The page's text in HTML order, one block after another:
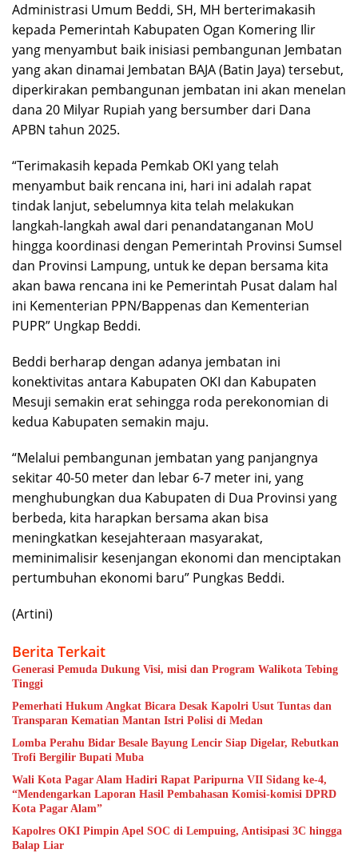
Administrasi Umum Beddi, SH, MH berterimakasih
kepada Pemerintah Kabupaten Ogan Komering Ilir
yang menyambut baik inisiasi pembangunan Jembatan
yang akan dinamai Jembatan BAJA (Batin Jaya) tersebut,
diperkirakan pembangunan jembatan ini akan menelan
dana 20 Milyar Rupiah yang bersumber dari Dana
APBN tahun 2025.
“Terimakasih kepada Pemkab OKI yang telah
menyambut baik rencana ini, hari ini adalah rapat
tindak lanjut, sebelumnya kita telah melakukan
langkah-langkah awal dari penandatanganan MoU
hingga koordinasi dengan Pemerintah Provinsi Sumsel
dan Provinsi Lampung, untuk ke depan bersama kita
akan bawa rencana ini ke Pemerintah Pusat dalam hal
ini Kementerian PPN/Bappenas dan Kementerian
PUPR” Ungkap Beddi.
Beddi berharap dengan adanya jembatan ini
konektivitas antara Kabupaten OKI dan Kabupaten
Mesuji semakin erat sehingga roda perekonomian di
kedua Kabupaten semakin maju.
“Melalui pembangunan jembatan yang panjangnya
sekitar 40-50 meter dan lebar 6-7 meter ini, yang
menghubungkan dua Kabupaten di Dua Provinsi yang
berbeda, kita harapkan bersama akan bisa
meningkatkan kesejahteraan masyarakat,
meminimalisir kesenjangan ekonomi dan menciptakan
pertumbuhan ekonomi baru” Pungkas Beddi.
(Artini)
Berita Terkait
Generasi Pemuda Dukung Visi, misi dan Program Walikota Tebing
Tinggi
Pemerhati Hukum Angkat Bicara Desak Kapolri Usut Tuntas dan
Transparan Kematian Mantan Istri Polisi di Medan
Lomba Perahu Bidar Besale Bayung Lencir Siap Digelar, Rebutkan
Trofi Bergilir Bupati Muba
Wali Kota Pagar Alam Hadiri Rapat Paripurna VII Sidang ke-4,
“Mendengarkan Laporan Hasil Pembahasan Komisi-komisi DPRD
Kota Pagar Alam”
Kapolres OKI Pimpin Apel SOC di Lempuing, Antisipasi 3C hingga
Balap Liar